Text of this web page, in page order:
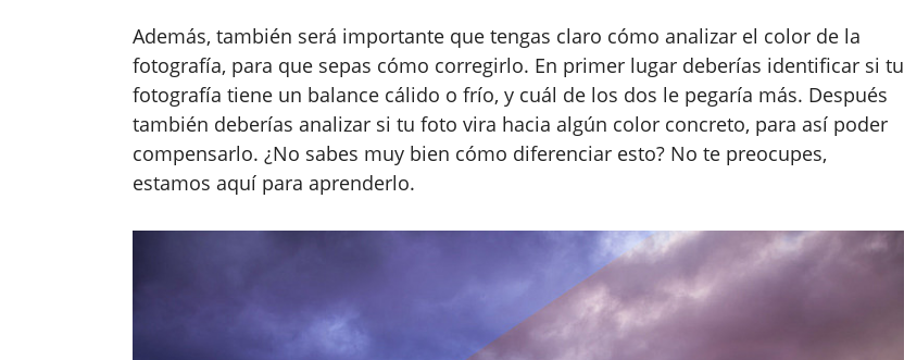
Además, también será importante que tengas claro cómo analizar el color de la
fotografía, para que sepas cómo corregirlo. En primer lugar deberías identificar si tu
fotografía tiene un balance cálido o frío, y cuál de los dos le pegaría más. Después
también deberías analizar si tu foto vira hacia algún color concreto, para así poder
compensarlo. ¿No sabes muy bien cómo diferenciar esto? No te preocupes,
estamos aquí para aprenderlo.